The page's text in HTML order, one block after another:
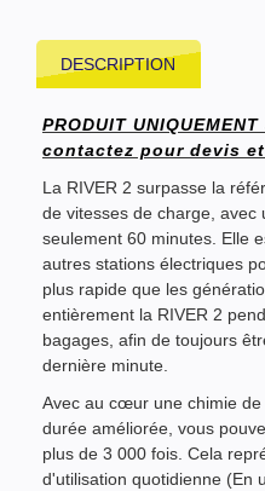
DESCRIPTION
PRODUIT
contactez pour devis
La RIVER 2 surpasse la
de vitesses de charge, avec
seulement 60 minutes. Elle
autres stations électriques
plus rapide que les
entièrement la RIVER 2
bagages, afin de toujours
dernière minute.
Avec au cœur une chimie
durée améliorée, vous
plus de 3 000 fois. Cela
d'utilisation quotidienne (En